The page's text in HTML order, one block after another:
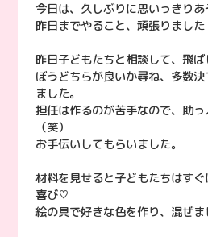
今日は、久しぶりに思いっきり
昨日までやること、頑張りました
昨日子どもたちと相談して、飛
ぼうどちらが良いか尋ね、多数
ました。
担任は作るのが苦手なので、助
（笑）
お手伝いしてもらいました。
材料を見せると子どもたちはす
喜び♡
絵の具で好きな色を作り、混ぜま